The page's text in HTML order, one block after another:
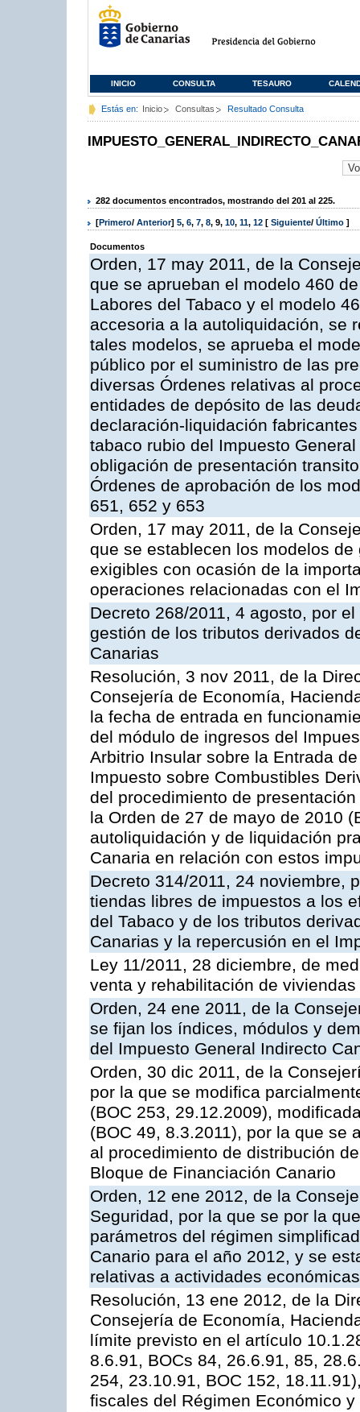
INICIO CONSULTA TESAURO
Estás en: Inicio Consultas Resultado Consulta
282 documentos encontrados, mostrando del 201 al 225.
[Primero/ Anterior] 5, 6, 7, 8, 9, 10, 11, 12 [ Siguiente/ Último ]
Documentos
Orden, 17 may 2011, de la
que se aprueban el modelo 460
Labores del Tabaco y el modelo
accesoria a la autoliquidación, se
tales modelos, se aprueba el
público por el suministro de las
diversas Órdenes relativas al
entidades de depósito de las
declaración-liquidación
tabaco rubio del Impuesto
obligación de presentación
Órdenes de aprobación de los
651, 652 y 653
Orden, 17 may 2011, de la
que se establecen los modelos
exigibles con ocasión de la
operaciones relacionadas con el
Decreto 268/2011, 4 agosto, por
gestión de los tributos derivados
Canarias
Resolución, 3 nov 2011, de la
Consejería de Economía,
la fecha de entrada en
del módulo de ingresos del
Arbitrio Insular sobre la Entrada
Impuesto sobre Combustibles
del procedimiento de
la Orden de 27 de mayo de 2010
autoliquidación y de liquidación
Canaria en relación con estos
Decreto 314/2011, 24 noviembre,
tiendas libres de impuestos a los
del Tabaco y de los tributos
Canarias y la repercusión en el
Ley 11/2011, 28 diciembre, de
venta y rehabilitación de
Orden, 24 ene 2011, de la
se fijan los índices, módulos y
del Impuesto General Indirecto
Orden, 30 dic 2011, de la
por la que se modifica
(BOC 253, 29.12.2009),
(BOC 49, 8.3.2011), por la que se
al procedimiento de distribución
Bloque de Financiación Canario
Orden, 12 ene 2012, de la
Seguridad, por la que se por la
parámetros del régimen
Canario para el año 2012, y se
relativas a actividades
Resolución, 13 ene 2012, de la
Consejería de Economía,
límite previsto en el artículo
8.6.91, BOCs 84, 26.6.91, 85,
254, 23.10.91, BOC 152,
fiscales del Régimen Económico